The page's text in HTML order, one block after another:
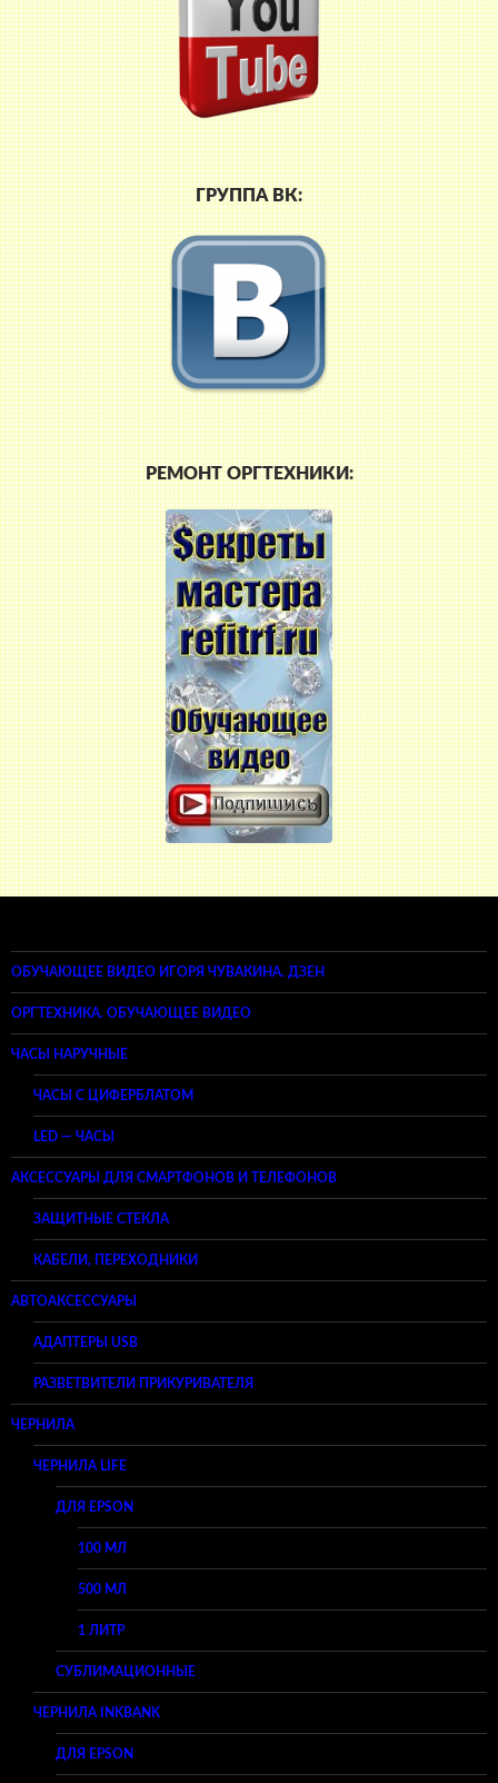
ГРУППА ВК:
РЕМОНТ ОРГТЕХНИКИ:
ОБУЧАЮЩЕЕ ВИДЕО ИГОРЯ ЧУВАКИНА. ДЗЕН
ОРГТЕХНИКА. ОБУЧАЮЩЕЕ ВИДЕО
ЧАСЫ НАРУЧНЫЕ
ЧАСЫ С ЦИФЕРБЛАТОМ
LED — ЧАСЫ
АКСЕССУАРЫ ДЛЯ СМАРТФОНОВ И ТЕЛЕФОНОВ
ЗАЩИТНЫЕ СТЕКЛА
КАБЕЛИ, ПЕРЕХОДНИКИ
АВТОАКСЕССУАРЫ
АДАПТЕРЫ USB
РАЗВЕТВИТЕЛИ ПРИКУРИВАТЕЛЯ
ЧЕРНИЛА
ЧЕРНИЛА LIFE
ДЛЯ EPSON
100 МЛ
500 МЛ
1 ЛИТР
СУБЛИМАЦИОННЫЕ
ЧЕРНИЛА INKBANK
ДЛЯ EPSON